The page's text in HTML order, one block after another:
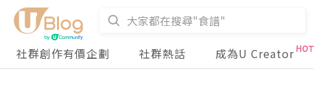
社群創作有價企劃
社群熱話 成為U Creator